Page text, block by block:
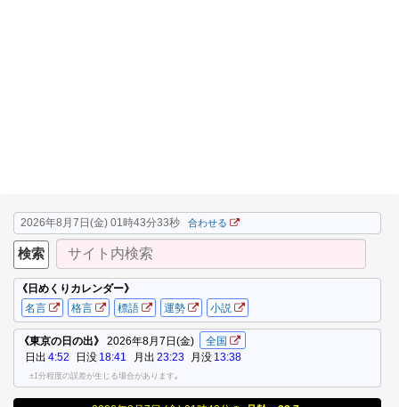
2026年8月7日(金) 01時43分34秒 合わせる